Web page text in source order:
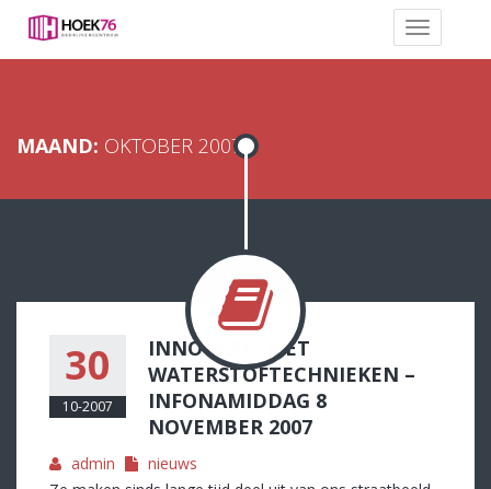
MAAND: OKTOBER 2007
30
10-2007
INNOVATIE MET
WATERSTOFTECHNIEKEN –
INFONAMIDDAG 8
NOVEMBER 2007
admin
nieuws